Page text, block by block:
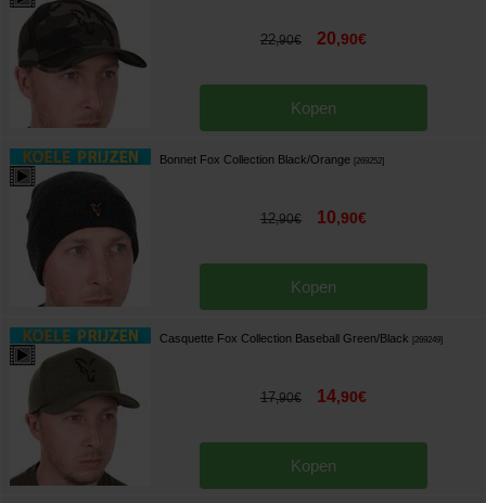
22,90€ 20,90€
Kopen
Bonnet Fox Collection Black/Orange 269252]
12,90€ 10,90€
Kopen
Casquette Fox Collection Baseball Green/Black 269249]
17,90€ 14,90€
Kopen